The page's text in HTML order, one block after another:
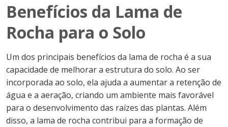
Benefícios da Lama de
Rocha para o Solo
Um dos principais benefícios da lama de rocha é a sua
capacidade de melhorar a estrutura do solo. Ao ser
incorporada ao solo, ela ajuda a aumentar a retenção de
água e a aeração, criando um ambiente mais favorável
para o desenvolvimento das raízes das plantas. Além
disso, a lama de rocha contribui para a formação de